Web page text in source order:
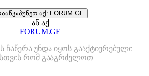
აქ: FORUM.GE
ან აქ
FORUM.GE
ჩაწერა უნდა იყოს გააქტიურებული
რომ გააგრძელოთ